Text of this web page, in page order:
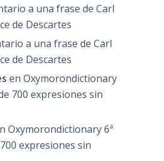
a una frase de Carl
de Descartes
a una frase de Carl
de Descartes
en Oxymorondictionary
700 expresiones sin
Oxymorondictionary 6ª
expresiones sin